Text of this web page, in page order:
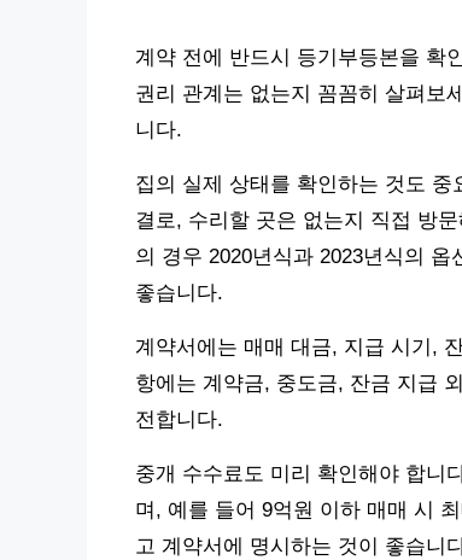
계약 전에 반드시 등기부등본을 확
권리 관계는 없는지 꼼꼼히 살펴보
니다.
집의 실제 상태를 확인하는 것도
결로, 수리할 곳은 없는지 직접 방
의 경우 2020년식과 2023년식의
좋습니다.
계약서에는 매매 대금, 지급 시기,
항에는 계약금, 중도금, 잔금 지급
전합니다.
중개 수수료도 미리 확인해야 합니
며, 예를 들어 9억원 이하 매매 시
고 계약서에 명시하는 것이 좋습니